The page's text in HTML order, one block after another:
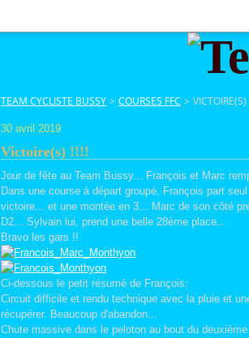
TEAM CYCLISTE BUSSY > COURSES FFC > VICTOIRE(S)
30 avril 2019
Victoire(s) !!!!
Jour de fête au Team Bussy... François et Marc
Dans une course à départ groupé, François part
victoire... et une montée en 3... Marc de son côté
D2... Sylvain lui, prend une belle 28ème place...
Bravo les gars !!
Ci-dessous le petit résumé de François:
Circuit difficile et rendu technique avec la pluie et
récupérer. Beaucoup d'abandon...
Chute massive dans le peloton au bout du